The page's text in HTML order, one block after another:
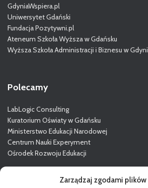
Zarządzaj zgodami plików
GdyniaWspiera.pl
Uniwersytet Gdański
Fundacja Pozytywni.pl
Ateneum Szkoła Wyższa w Gdańsku
Wyższa Szkoła Administracji i Biznesu w Gdyni
Polecamy
LabLogic Consulting
Kuratorium Oświaty w Gdańsku
Ministerstwo Edukacji Narodowej
Centrum Nauki Experyment
Ośrodek Rozwoju Edukacji
Więcej o GODN